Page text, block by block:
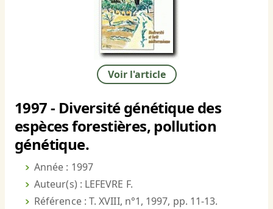
Voir l'article
1997 - Diversité génétique des
espèces forestières, pollution
génétique.
Année : 1997
Auteur(s) : LEFEVRE F.
Référence : T. XVIII, n°1, 1997, pp. 11-13.